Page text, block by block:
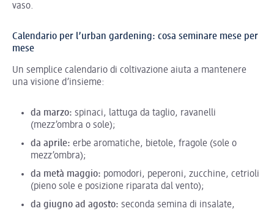
vaso.
Calendario per l’urban gardening: cosa seminare mese per
mese
Un semplice calendario di coltivazione aiuta a mantenere
una visione d’insieme:
da marzo: spinaci, lattuga da taglio, ravanelli
(mezz’ombra o sole);
da aprile: erbe aromatiche, bietole, fragole (sole o
mezz’ombra);
da metà maggio: pomodori, peperoni, zucchine, cetrioli
(pieno sole e posizione riparata dal vento);
da giugno ad agosto: seconda semina di insalate,